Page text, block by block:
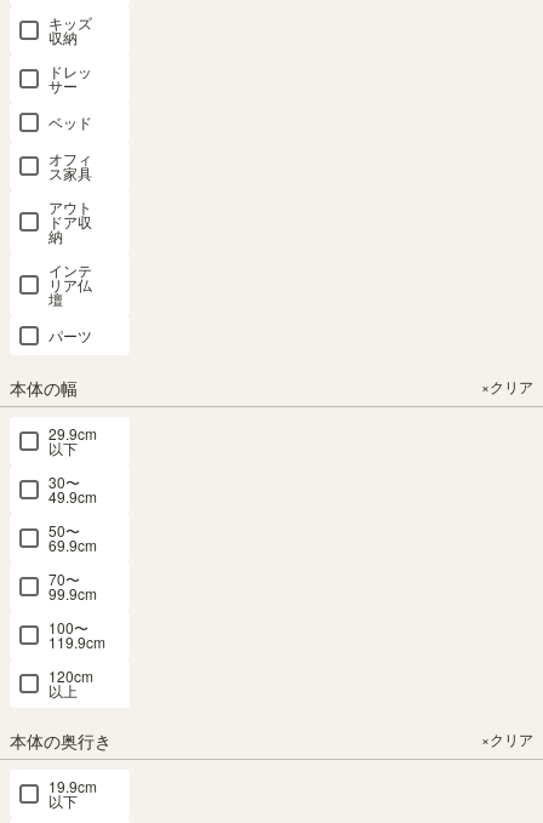
キッズ
収納
ドレッ
サー
ベッド
オフィ
ス家具
アウト
ドア収
納
インテ
リア仏
壇
パーツ
本体の幅 ×クリア
29.9cm
以下
30〜
49.9cm
50〜
69.9cm
70〜
99.9cm
100〜
119.9cm
120cm
以上
本体の奥行き ×クリア
19.9cm
以下
登録手続きの際には、入力上の注意をよくご確認いただき、所
定のフォームに必要事項を入力してください。ご登録は真実か
つ正確な情報をもって行ってください。
当社は、当該情報に虚偽、誤り、または記入漏れがあったこと
によりお客様に損害が生じたとしても、一切の責任を負わない
ものとします。
アカウントを利用するためのIDおよびパスワードは、他人に知られ
ることがないよう定期的に変更する等、会員本人が責任をもって管
理してください。
の登録したものと一致することを所定の方法により確認した場合、
会員による利用があったものとみなします。
当社は、盗用、不正利用その他の事情により会員のアカウントを当
該会員以外の第三者が利用している場合であっても、それにより生
じた損害について一切の責任を負わないものとします。
会員として登録した情報（以下「登録情報」といいます。）に変更
が生じた場合は、速やかに登録情報の変更をお願いいたします。
登録情報の変更がなされなかったことにより会員に生じた損害につ
いて、当社は、一切の責任を負わないものとします。
取引は、変更前の情報に基づいて行われます。